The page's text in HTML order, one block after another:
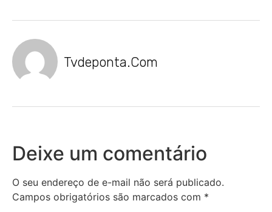
Tvdeponta.com
Deixe um comentário
O seu endereço de e-mail não será publicado.
Campos obrigatórios são marcados com *